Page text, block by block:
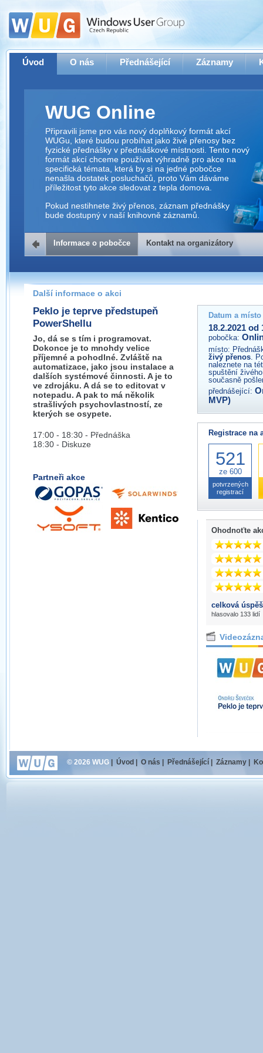
Úvod O nás Přednášející Záznamy
WUG Online
Připravili jsme pro vás nový doplňkový formát akcí
WUGu, které budou probíhat jako živé přenosy bez
fyzické přednášky v přednáškové místnosti. Tento nový
formát akcí chceme používat výhradně pro akce na
specifická témata, která by si na jedné pobočce
nenašla dostatek posluchačů, proto Vám dáváme
příležitost tyto akce sledovat z tepla domova.
Pokud nestihnete živý přenos, záznam přednášky
bude dostupný v naší knihovně záznamů.
Kontakt na organizátory
Pokud máte jakýkoliv dotaz na organizátory této akce,
prosím neváhejte nás kontaktovat na e-mailu:
Informace o pobočce Kontakt na organizátory
Další informace o akci
Peklo je teprve předstupeň
PowerShellu
Jo, dá se s tím i programovat.
Dokonce je to mnohdy velice
příjemné a pohodlné. Zvláště na
automatizace, jako jsou instalace a
dalších systémové činnosti. A je to
ve zdrojáku. A dá se to editovat v
notepadu. A pak to má několik
strašlivých psychovlastností, ze
kterých se osypete.
17:00 - 18:30 - Přednáška
18:30 - Diskuze
Partneři akce
Datum a
18.2.2021 od
pobočka:
místo:
živý přenos.
naleznete na
spuštění
současně
přednášející:
MVP)
Registrace na
521
ze 600
potvrzených
registrací
Ohodnoťte
celková
hlasovalo 133 lidí
© 2026 WUG Úvod O nás Přednášející Záznamy